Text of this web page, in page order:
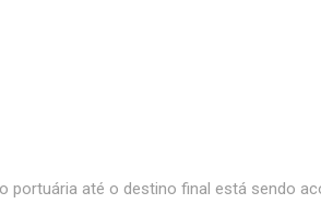
portuária até o destino final está sendo